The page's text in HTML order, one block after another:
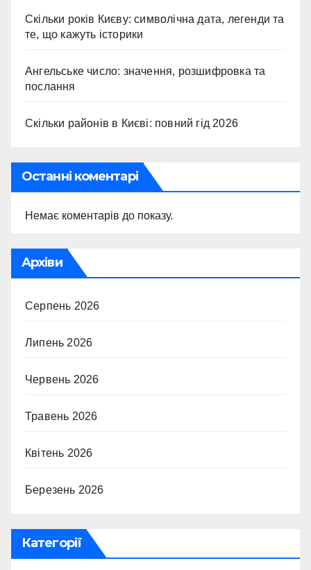
Скільки років Києву: символічна дата, легенди та
те, що кажуть історики
Ангельське число: значення, розшифровка та
послання
Скільки районів в Києві: повний гід 2026
Останні коментарі
Немає коментарів до показу.
Архіви
Серпень 2026
Липень 2026
Червень 2026
Травень 2026
Квітень 2026
Березень 2026
Категорії